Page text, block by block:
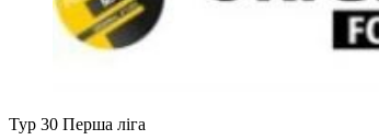
Тур 30 Перша ліга